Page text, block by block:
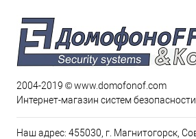
2004-2019 © www.domofonof.com
Интернет-магазин систем безопасности
Наш адрес: 455030, г. Магнитогорск,